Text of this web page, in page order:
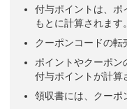
付与ポイントは、ポ
もとに計算されます。
クーポンコードの転
ポイントやクーポン
付与ポイントが計算
領収書には、クーポ